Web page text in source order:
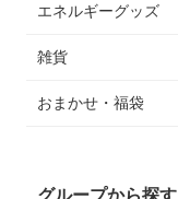
エネルギーグッズ
雑貨
おまかせ・福袋
グループから探す